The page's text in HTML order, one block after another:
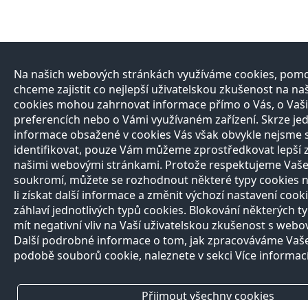
Na našich webových stránkách využíváme cookies,
chceme zajistit co nejlepší uživatelskou zkušenost na
cookies mohou zahrnovat informace přímo o Vás, o
preferencích nebo o Vámi využívaném zařízení. Skrze
informace obsažené v cookies Vás však obvykle
identifikovat, pouze Vám můžeme zprostředkovat lepší
našimi webovými stránkami. Protože respektujeme
soukromí, můžete se rozhodnout některé typy cookies
li získat další informace a změnit výchozí nastavení
záhlaví jednotlivých typů cookies. Blokování některých
mít negativní vliv na Vaší uživatelskou zkušenost s
Další podrobné informace o tom, jak zpracováváme
podobě souborů cookie, naleznete v sekci Více
Přijmout všechny cookies